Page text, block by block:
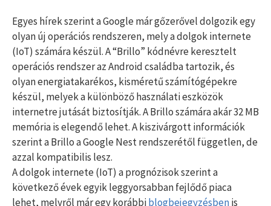
Egyes hírek szerint a Google már gőzerővel dolgozik egy
olyan új operációs rendszeren, mely a dolgok internete
(IoT) számára készül. A “Brillo” kódnévre keresztelt
operációs rendszer az Android családba tartozik, és
olyan energiatakarékos, kisméretű számítógépekre
készül, melyek a különböző használati eszközök
internetre jutását biztosítják. A Brillo számára akár 32 MB
memória is elegendő lehet. A kiszivárgott információk
szerint a Brillo a Google Nest rendszerétől független, de
azzal kompatibilis lesz.
A dolgok internete (IoT) a prognózisok szerint a
következő évek egyik leggyorsabban fejlődő piaca
lehet, melyről már egy korábbiblogbejegyzésbenis